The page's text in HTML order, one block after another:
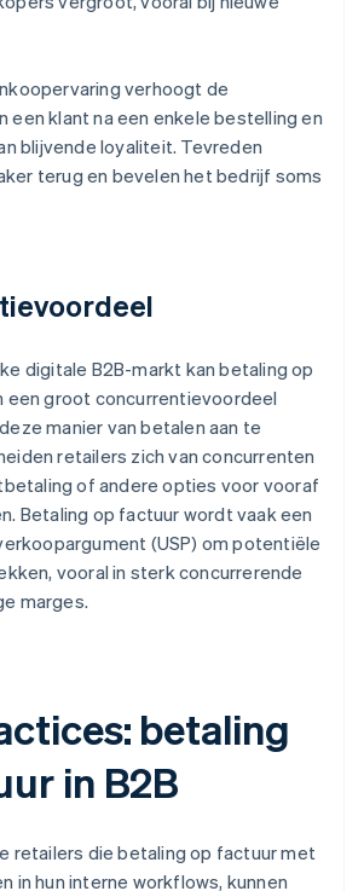
verhoogt de
een klant na een enkele bestelling en
blijvende loyaliteit. Tevreden
terug en bevelen het bedrijf soms
digitale B2B-markt kan betaling op
een groot concurrentievoordeel
manier van betalen aan te
retailers zich van concurrenten
of andere opties voor vooraf
Betaling op factuur wordt vaak een
(USP) om potentiële
vooral in sterk concurrerende
marges.
betaling
in B2B
retailers die betaling op factuur met
in hun interne workflows, kunnen